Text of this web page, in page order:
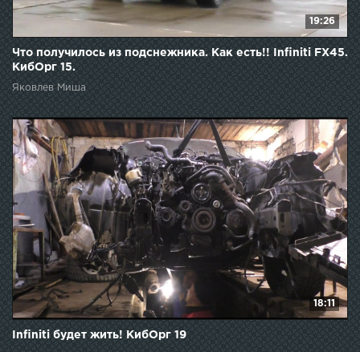
19:26
Что получилось из подснежника. Как есть!! Infiniti FX45.
КибОрг 15.
Яковлев Миша
18:11
Infiniti будет жить! КибОрг 19